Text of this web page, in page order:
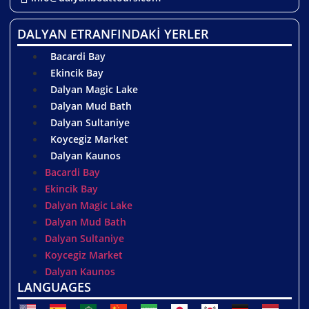
природной обстановке.
Даты и условия тура Лунный
свет Дальяна в 2026 году
Ниже приведены прогнозируемые периоды
полнолуния на сезон 2026 года. Поскольку этот
тур является очень популярным мероприятием
в высокие сезоны июня июля и августа он
бывает переполнен. Мы настоятельно
рекомендуем бронировать этот лодочный тур
заранее.
Полнолуние создает самую волшебную
атмосферу для тура улучшая видимость
скальных гробниц и освещая путь по воде.
Однако тур работает в течение всего сезона
независимо от фазы луны и каждое
предложение имеет свое уникальное
DALYAN ETRANFINDAKİ YERLER
Bacardi Bay
Ekincik Bay
Dalyan Magic Lake
Dalyan Mud Bath
Dalyan Sultaniye
Koycegiz Market
Dalyan Kaunos
Bacardi Bay
Ekincik Bay
Dalyan Magic Lake
Dalyan Mud Bath
Dalyan Sultaniye
Koycegiz Market
Dalyan Kaunos
LANGUAGES